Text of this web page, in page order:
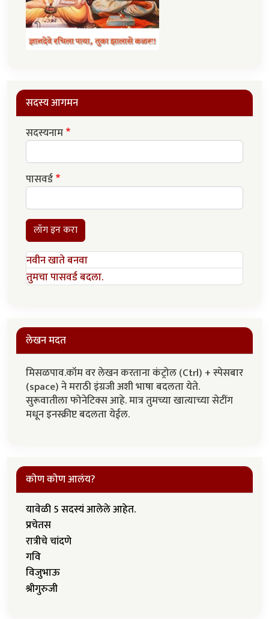
सदस्य आगमन
सदस्यनाम
पासवर्ड
लॉग इन करा
नवीन खाते बनवा
तुमचा पासवर्ड बदला.
लेखन मदत
मिसळपाव.कॉम वर लेखन करताना कंट्रोल (Ctrl) + स्पेसबार
(space) ने मराठी इंग्रजी अशी भाषा बदलता येते.
सुरूवातीला फोनेटिक्स आहे. मात्र तुमच्या खात्याच्या सेटींग
मधून इनस्क्रीप्ट बदलता येईल.
कोण कोण आलंय?
यावेळी 5 सदस्यं आलेले आहेत.
प्रचेतस
रात्रीचे चांदणे
गवि
विजुभाऊ
श्रीगुरुजी